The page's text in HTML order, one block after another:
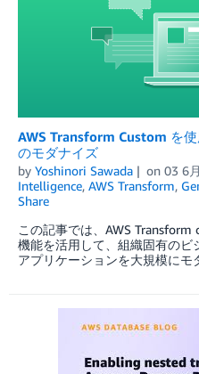
AWS Transform Custom を
のモダナイズ
by Yoshinori Sawada on 03 6
Intelligence, AWS Transform,
Share
この記事では、AWS
機能を活用して、組織固有の
アプリケーションを大規模にモ